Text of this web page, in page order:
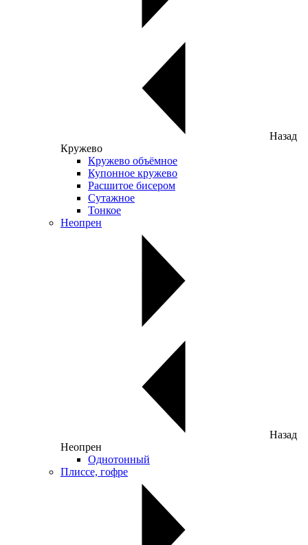
Назад
Кружево
Кружево объёмное
Купонное кружево
Расшитое бисером
Сутажное
Тонкое
Неопрен
Назад
Неопрен
Однотонный
Плиссе, гофре